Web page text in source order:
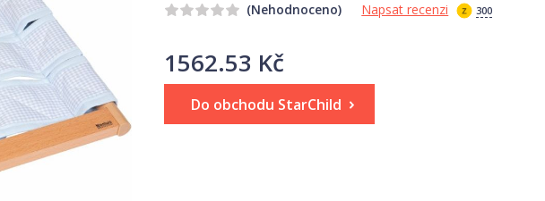
(Nehodnoceno) Napsat recenzi 300
1562.53 Kč
Do obchodu StarChild